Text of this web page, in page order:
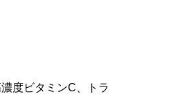
度ビタミンC、トラ